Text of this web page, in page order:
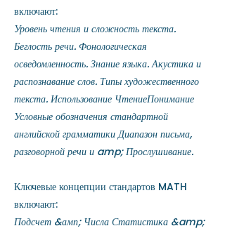
включают:
Уровень чтения и сложность текста.
Беглость речи. Фонологическая
осведомленность. Знание языка. Акустика и
распознавание слов. Типы художественного
текста. Использование ЧтениеПонимание
Условные обозначения стандартной
английской грамматики Диапазон письма,
разговорной речи и amp; Прослушивание.
Ключевые концепции стандартов MATH
включают:
Подсчет &амп; Числа Статистика &amp;